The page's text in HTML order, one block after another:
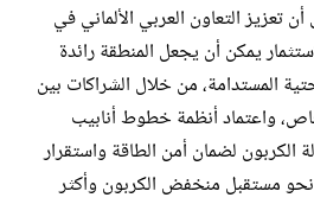
تعزيز التعاون العربي الألماني في
يمكن أن يجعل المنطقة رائدة
المستدامة، من خلال الشراكات بين
واعتماد أنظمة خطوط أنابيب
الكربون لضمان أمن الطاقة واستقرار
نحو مستقبل منخفض الكربون وأكثر